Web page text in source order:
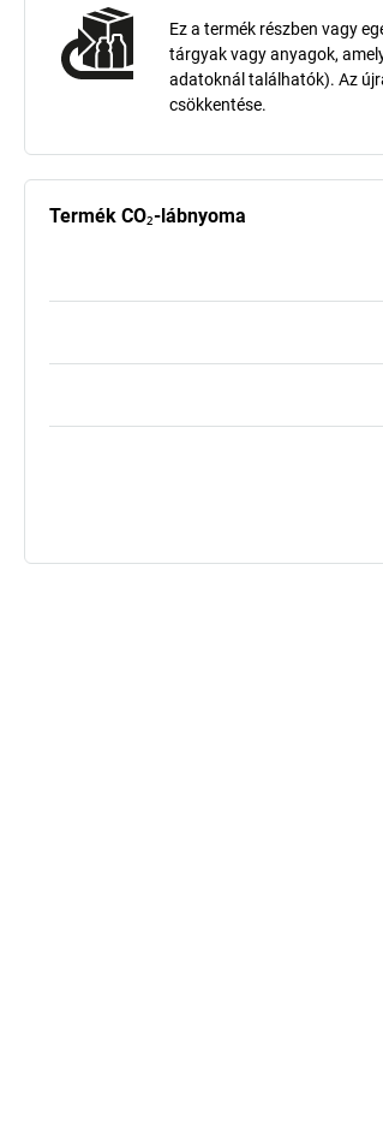
Ez a termék részben vagy
tárgyak vagy anyagok,
adatoknál találhatók). Az
csökkentése.
Termék CO₂-lábnyoma